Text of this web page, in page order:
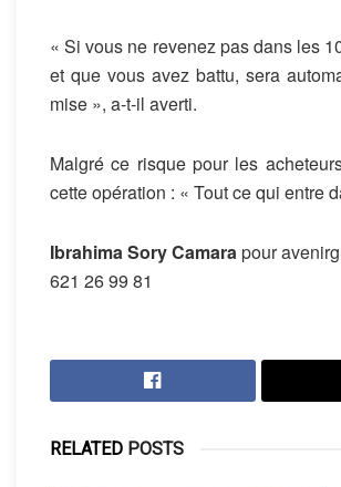
« Si vous ne revenez pas dans les
et que vous avez battu, sera
mise », a-t-il averti.
Malgré ce risque pour les
cette opération : « Tout ce qui entre
Ibrahima Sory Camarapour
621 26 99 81
RELATED POSTS